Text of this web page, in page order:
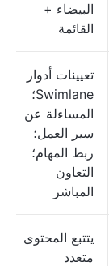
البيضاء +
القائمة
تعيينات أدوار
Swimlane؛
المساءلة عن
سير العمل؛
ربط المهام؛
التعاون
المباشر
يتتبع المحتوى
متعدد